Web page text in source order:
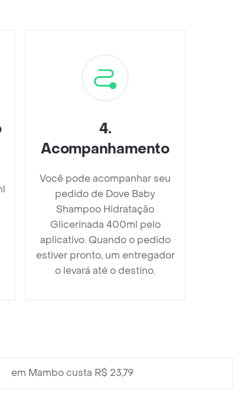
4.
Acompanhamento
Você pode acompanhar seu
pedido de Dove Baby
Shampoo Hidratação
Glicerinada 400ml pelo
aplicativo. Quando o pedido
estiver pronto, um entregador
o levará até o destino.
em Mambo custa R$ 23,79